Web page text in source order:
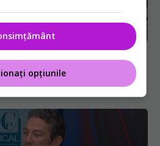
ANT: Asistăm la o
de donare. Peste 173 de
acesta
opțiunile